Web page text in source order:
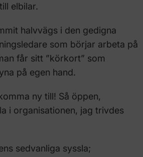
elbilar.
halvvägs i den gedigna
som börjar arbeta på
får sitt ”körkort” som
på egen hand.
ny till! Så öppen,
i organisationen, jag trivdes
sedvanliga syssla;